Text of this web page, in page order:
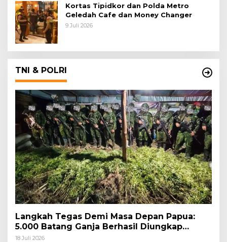
Kortas Tipidkor dan Polda Metro
Geledah Cafe dan Money Changer
9 Juli 2026
TNI & POLRI
Langkah Tegas Demi Masa Depan Papua:
5.000 Batang Ganja Berhasil Diungkap
Koops TNI Habema
18 Juli 2026